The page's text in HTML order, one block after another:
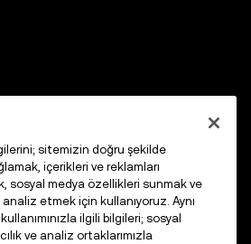
sitemizin doğru şekilde
içerikleri ve reklamları
sosyal medya özellikleri sunmak ve
etmek için kullanıyoruz. Aynı
ilgili bilgileri; sosyal
ve analiz ortaklarımızla